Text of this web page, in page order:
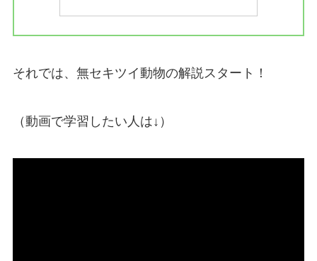
それでは、無セキツイ動物の解説スタート！
（動画で学習したい人は↓）